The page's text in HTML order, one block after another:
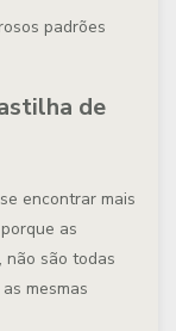
padrões
de
encontrar mais
as
não são todas
mesmas